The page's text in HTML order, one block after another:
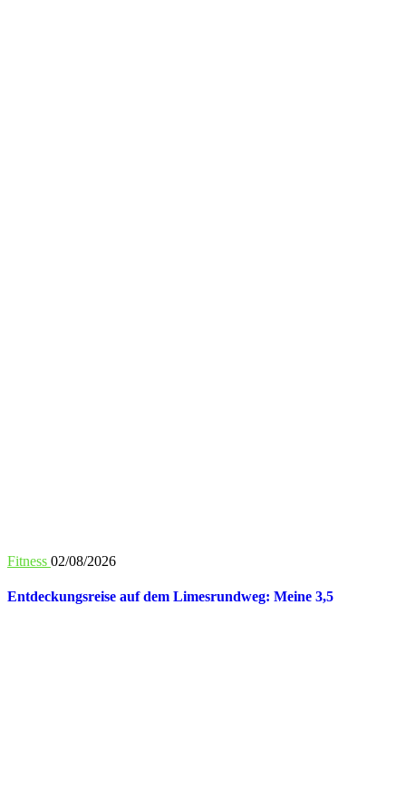
Fitness 02/08/2026
Entdeckungsreise auf dem Limesrundweg: Meine 3,5